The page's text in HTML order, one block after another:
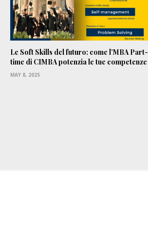
Le Soft Skills del futuro: come l’MBA Part-
time di CIMBA potenzia le tue competenze
MAY 8, 2025